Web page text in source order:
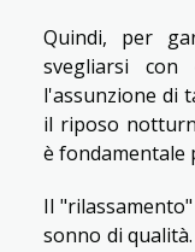
Quindi, per
svegliarsi con
l'assunzione di
il riposo
è fondamentale
Il
sonno di